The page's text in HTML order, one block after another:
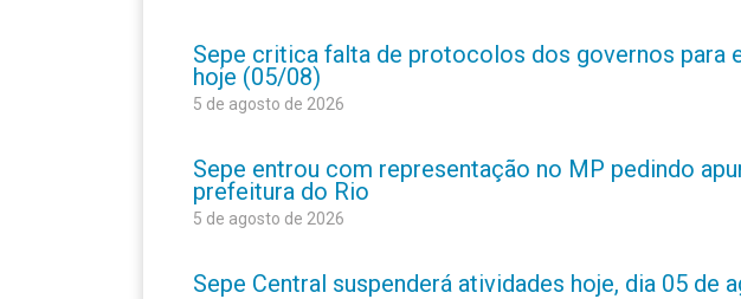
Sepe critica falta de protocolos dos governos
hoje (05/08)
5 de agosto de 2026
Sepe entrou com representação no MP pedindo
prefeitura do Rio
5 de agosto de 2026
Sepe Central suspenderá atividades hoje, dia 05